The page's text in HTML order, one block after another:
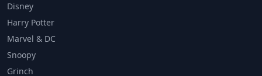
Disney
Harry Potter
Marvel & DC
Snoopy
Grinch